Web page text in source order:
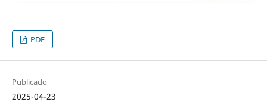
PDF
Publicado
2025-04-23